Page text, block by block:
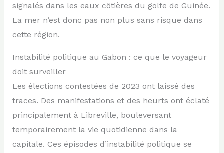
signalés dans les eaux côtières du golfe de Guinée.
La mer n’est donc pas non plus sans risque dans
cette région.
Instabilité politique au Gabon : ce que le voyageur
doit surveiller
Les élections contestées de 2023 ont laissé des
traces. Des manifestations et des heurts ont éclaté
principalement à Libreville, bouleversant
temporairement la vie quotidienne dans la
capitale. Ces épisodes d’instabilité politique se